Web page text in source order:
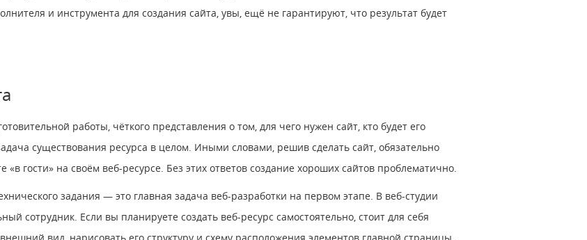
и инструмента для создания сайта, увы, ещё не гарантируют, что результат будет
работы, чёткого представления о том, для чего нужен сайт, кто будет его
существования ресурса в целом. Иными словами, решив сделать сайт, обязательно
гости» на своём веб-ресурсе. Без этих ответов создание хороших сайтов проблематично.
задания — это главная задача веб-разработки на первом этапе. В веб-студии
сотрудник. Если вы планируете создать веб-ресурс самостоятельно, стоит для себя